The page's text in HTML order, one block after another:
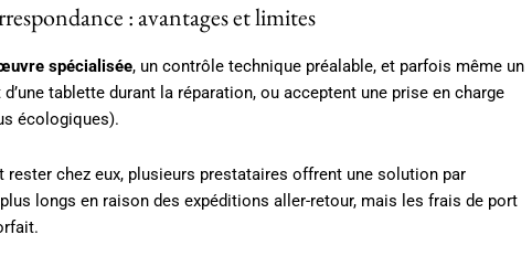
: avantages et limites
spécialisée, un contrôle technique préalable, et parfois même un
tablette durant la réparation, ou acceptent une prise en charge
écologiques).
rester chez eux, plusieurs prestataires offrent une solution par
longs en raison des expéditions aller-retour, mais les frais de port